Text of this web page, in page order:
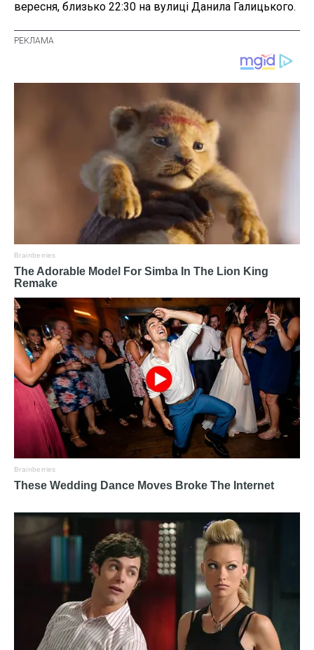
вересня, близько 22:30 на вулиці Данила Галицького.